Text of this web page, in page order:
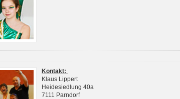
Kontakt:
Klaus Lippert
Heidesiedlung 40a
7111 Parndorf